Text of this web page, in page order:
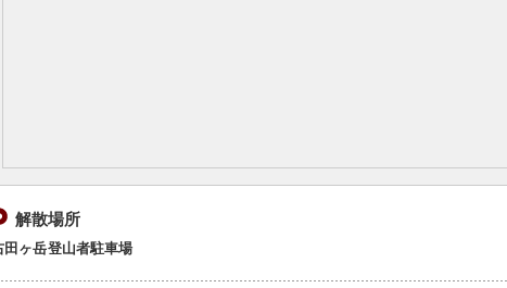
解散場所
田ヶ岳登山者駐車場